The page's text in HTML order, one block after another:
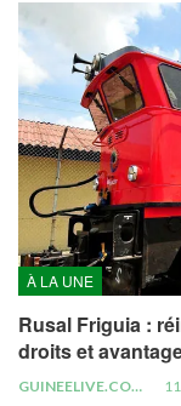
À LA UNE
Rusal Friguia :
droits et
GUINEELIVE.COM